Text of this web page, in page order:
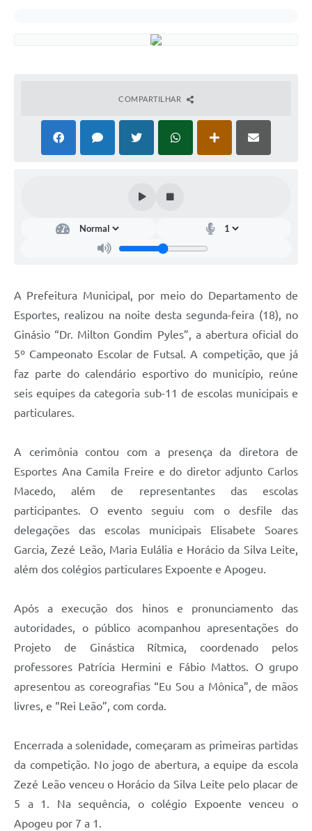
COMPARTILHAR
A Prefeitura Municipal, por meio do Departamento de
Esportes, realizou na noite desta segunda-feira (18), no
Ginásio “Dr. Milton Gondim Pyles”, a abertura oficial do
5º Campeonato Escolar de Futsal. A competição, que já
faz parte do calendário esportivo do município, reúne
seis equipes da categoria sub-11 de escolas municipais e
particulares.
A cerimônia contou com a presença da diretora de
Esportes Ana Camila Freire e do diretor adjunto Carlos
Macedo, além de representantes das escolas
participantes. O evento seguiu com o desfile das
delegações das escolas municipais Elisabete Soares
Garcia, Zezé Leão, Maria Eulália e Horácio da Silva Leite,
além dos colégios particulares Expoente e Apogeu.
Após a execução dos hinos e pronunciamento das
autoridades, o público acompanhou apresentações do
Projeto de Ginástica Rítmica, coordenado pelos
professores Patrícia Hermini e Fábio Mattos. O grupo
apresentou as coreografias “Eu Sou a Mônica”, de mãos
livres, e “Rei Leão”, com corda.
Encerrada a solenidade, começaram as primeiras partidas
da competição. No jogo de abertura, a equipe da escola
Zezé Leão venceu o Horácio da Silva Leite pelo placar de
5 a 1. Na sequência, o colégio Expoente venceu o
Apogeu por 7 a 1.